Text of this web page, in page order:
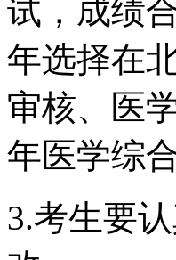
试，成绩
年选择在
审核、医
年医学综
3.考生要